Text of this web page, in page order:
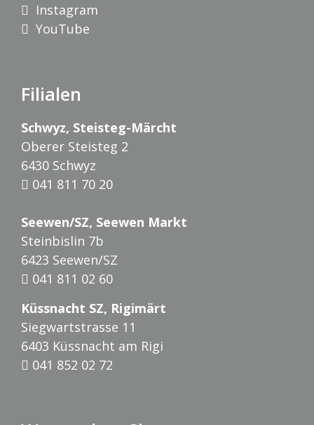
Instagram
YouTube
Filialen
Schwyz, Steisteg-Märcht
Oberer Steisteg 2
6430 Schwyz
041 811 70 20
Seewen/SZ, Seewen Markt
Steinbislin 7b
6423 Seewen/SZ
041 811 02 60
Küssnacht SZ, Rigimärt
Siegwartstrasse 11
6403 Küssnacht am Rigi
041 852 02 72